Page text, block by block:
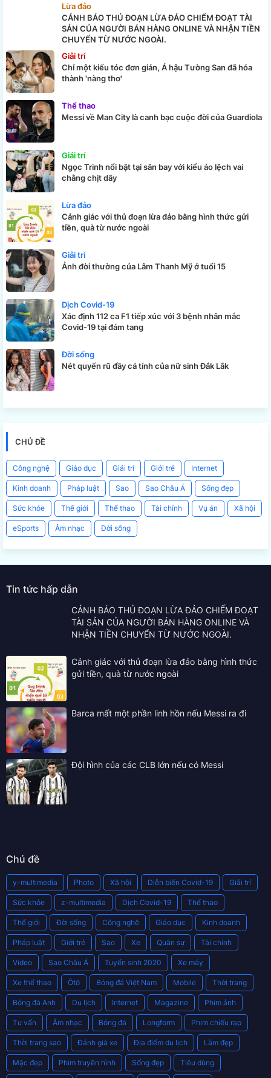
Lừa đảo
CẢNH BÁO THỦ ĐOẠN LỪA ĐẢO CHIẾM ĐOẠT TÀI
SẢN CỦA NGƯỜI BÁN HÀNG ONLINE VÀ NHẬN TIỀN
CHUYỂN TỪ NƯỚC NGOÀI.
Giải trí
Chỉ một kiểu tóc đơn giản, Á hậu Tường San đã hóa
thành 'nàng thơ'
Thể thao
Messi về Man City là canh bạc cuộc đời của Guardiola
Giải trí
Ngọc Trinh nổi bật tại sân bay với kiểu áo lệch vai
chằng chịt dây
Lừa đảo
Cảnh giác với thủ đoạn lừa đảo bằng hình thức gửi
tiền, quà từ nước ngoài
Giải trí
Ảnh đời thường của Lâm Thanh Mỹ ở tuổi 15
Dịch Covid-19
Xác định 112 ca F1 tiếp xúc với 3 bệnh nhân mắc
Covid-19 tại đám tang
Đời sống
Nét quyến rũ đầy cá tính của nữ sinh Đắk Lắk
CHỦ ĐỀ
Công nghệ Giáo dục Giải trí Giới trẻ Internet
Kinh doanh Pháp luật Sao Sao Châu Á Sống đẹp
Sức khỏe Thế giới Thể thao Tài chính Vụ án Xã hội
eSports Âm nhạc Đời sống
Tin tức hấp dẫn
CẢNH BÁO THỦ ĐOẠN LỪA ĐẢO CHIẾM ĐOẠT
TÀI SẢN CỦA NGƯỜI BÁN HÀNG ONLINE VÀ
NHẬN TIỀN CHUYỂN TỪ NƯỚC NGOÀI.
Cảnh giác với thủ đoạn lừa đảo bằng hình thức
gửi tiền, quà từ nước ngoài
Barca mất một phần linh hồn nếu Messi ra đi
Đội hình của các CLB lớn nếu có Messi
Chủ đề
y-multimedia Photo Xã hội Diễn biến Covid-19 Giải trí
Sức khỏe z-multimedia Dịch Covid-19 Thể thao
Thế giới Đời sống Công nghệ Giáo dục Kinh doanh
Pháp luật Giới trẻ Sao Xe Quân sự Tài chính
Video Sao Châu Á Tuyển sinh 2020 Xe máy
Xe thể thao Ôtô Bóng đá Việt Nam Mobile Thời trang
Bóng đá Anh Du lịch Internet Magazine Phim ảnh
Tư vấn Âm nhạc Bóng đá Longform Phim chiếu rạp
Thời trang sao Đánh giá xe Địa điểm du lịch Làm đẹp
Mặc đẹp Phim truyền hình Sống đẹp Tiêu dùng